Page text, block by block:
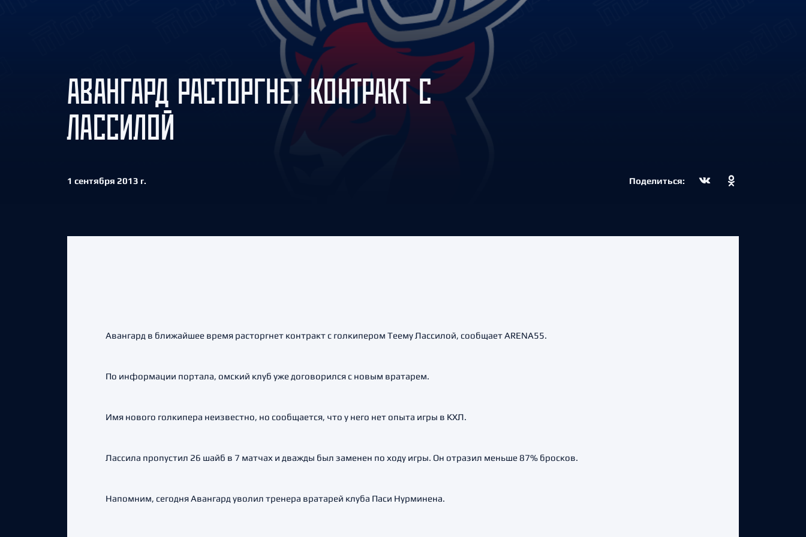
Амур
Барыс
Салават Юлаев
Сибирь
АВАНГАРД РАСТОРГНЕТ КОНТРАКТ С
ЛАССИЛОЙ
1 сентября 2013 г. Поделиться:
Авангард в ближайшее время расторгнет контракт с голкипером Теему Лассилой, сообщает ARENA55.
По информации портала, омский клуб уже договорился с новым вратарем.
Имя нового голкипера неизвестно, но сообщается, что у него нет опыта игры в КХЛ.
Лассила пропустил 26 шайб в 7 матчах и дважды был заменен по ходу игры. Он отразил меньше 87% бросков.
Напомним, сегодня Авангард уволил тренера вратарей клуба Паси Нурминена.